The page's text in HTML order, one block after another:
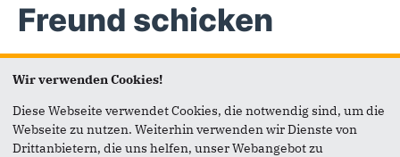
Freund schicken
Seite versenden
Vielen Dank, dass Sie die Inhalte unserer Homepage
weiterempfehlen.
Wir verwenden Cookies!
Diese Webseite verwendet Cookies, die notwendig sind, um die
Webseite zu nutzen. Weiterhin verwenden wir Dienste von
Drittanbietern, die uns helfen, unser Webangebot zu